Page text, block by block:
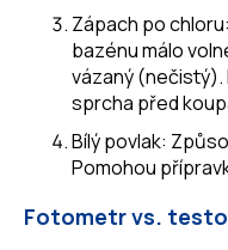
Zápach po
bazénu málo
vázaný (nečistý).
sprcha před
Bílý povlak:
Pomohou
Fotometr vs.